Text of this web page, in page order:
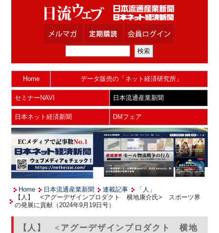
Home データ販売の「ネット経済研究所」
セミナーNAVI 日本流通産業新聞
日本ネット経済新聞 DMフェア
Home 日本流通産業新聞 連載記事
「人」
【人】 <アグーデザインプロダクト 横地康介氏> スポーツ界
の発展に貢献（2024年9月19日号）
【人】 <アグーデザインプロダクト 横地